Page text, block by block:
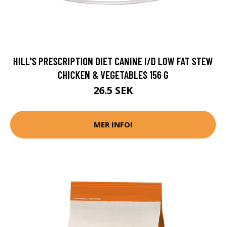
HILL'S PRESCRIPTION DIET CANINE I/D LOW FAT STEW
CHICKEN & VEGETABLES 156 G
26.5 SEK
MER INFO!